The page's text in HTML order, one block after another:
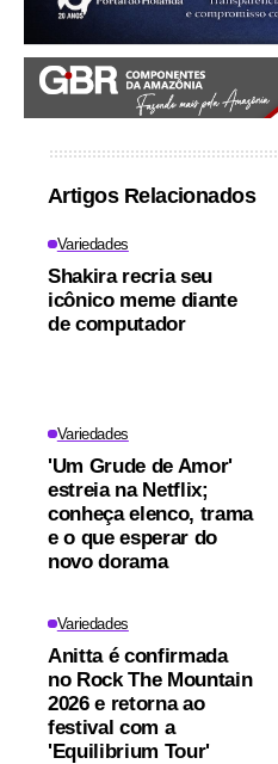
Artigos Relacionados
Variedades
Shakira recria seu
icônico meme diante
de computador
Variedades
'Um Grude de Amor'
estreia na Netflix;
conheça elenco, trama
e o que esperar do
novo dorama
Variedades
Anitta é confirmada
no Rock The Mountain
2026 e retorna ao
festival com a
'Equilibrium Tour'